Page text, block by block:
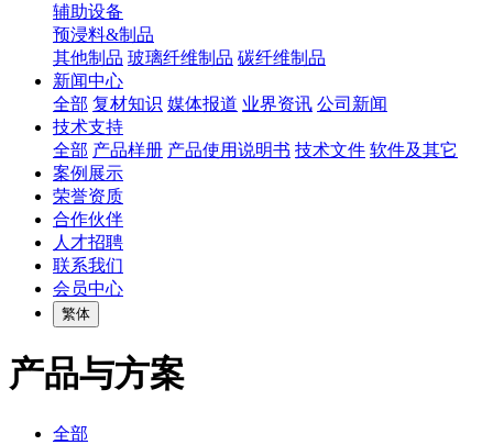
辅助设备
预浸料&制品
其他制品 玻璃纤维制品 碳纤维制品
新闻中心
全部 复材知识 媒体报道 业界资讯 公司新闻
技术支持
全部 产品样册 产品使用说明书 技术文件 软件及其它
案例展示
荣誉资质
合作伙伴
人才招聘
联系我们
会员中心
繁体
产品与方案
全部